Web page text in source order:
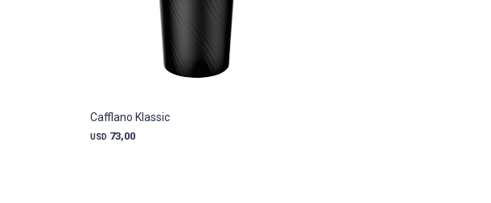
Cafflano Klassic
USD 73,00